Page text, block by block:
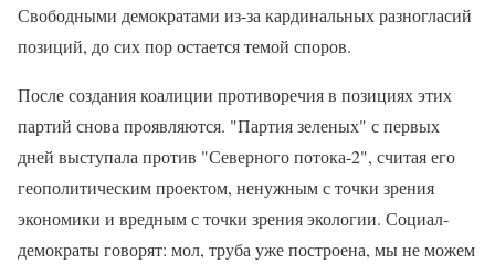
Свободными демократами из-за кардинальных разногласий
позиций, до сих пор остается темой споров.
После создания коалиции противоречия в позициях этих
партий снова проявляются. "Партия зеленых" с первых
дней выступала против "Северного потока-2", считая его
геополитическим проектом, ненужным с точки зрения
экономики и вредным с точки зрения экологии. Социал-
демократы говорят: мол, труба уже построена, мы не можем